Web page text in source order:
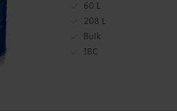
60 L
208 L
Bulk
IBC